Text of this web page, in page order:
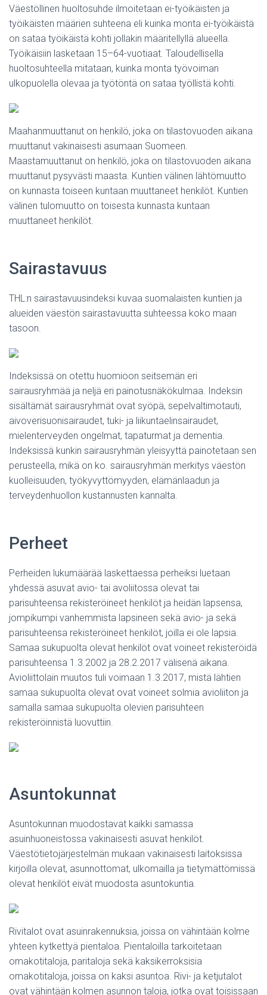
Väestöllinen huoltosuhde ilmoitetaan ei-työikäisten ja
työikäisten määrien suhteena eli kuinka monta ei-työikäistä
on sataa työikäistä kohti jollakin määritellyllä alueella.
Työikäisiin lasketaan 15–64-vuotiaat. Taloudellisella
huoltosuhteella mitataan, kuinka monta työvoiman
ulkopuolella olevaa ja työtöntä on sataa työllistä kohti.
Maahanmuuttanut on henkilö, joka on tilastovuoden aikana
muuttanut vakinaisesti asumaan Suomeen.
Maastamuuttanut on henkilö, joka on tilastovuoden aikana
muuttanut pysyvästi maasta. Kuntien välinen lähtömuutto
on kunnasta toiseen kuntaan muuttaneet henkilöt. Kuntien
välinen tulomuutto on toisesta kunnasta kuntaan
muuttaneet henkilöt.
Sairastavuus
THL:n sairastavuusindeksi kuvaa suomalaisten kuntien ja
alueiden väestön sairastavuutta suhteessa koko maan
tasoon.
Indeksissä on otettu huomioon seitsemän eri
sairausryhmää ja neljä eri painotusnäkökulmaa. Indeksin
sisältämät sairausryhmät ovat syöpä, sepelvaltimotauti,
aivoverisuonisairaudet, tuki- ja liikuntaelinsairaudet,
mielenterveyden ongelmat, tapaturmat ja dementia.
Indeksissä kunkin sairausryhmän yleisyyttä painotetaan sen
perusteella, mikä on ko. sairausryhmän merkitys väestön
kuolleisuuden, työkyvyttömyyden, elämänlaadun ja
terveydenhuollon kustannusten kannalta.
Perheet
Perheiden lukumäärää laskettaessa perheiksi luetaan
yhdessä asuvat avio- tai avoliitossa olevat tai
parisuhteensa rekisteröineet henkilöt ja heidän lapsensa,
jompikumpi vanhemmista lapsineen sekä avio- ja sekä
parisuhteensa rekisteröineet henkilöt, joilla ei ole lapsia.
Samaa sukupuolta olevat henkilöt ovat voineet rekisteröidä
parisuhteensa 1.3.2002 ja 28.2.2017 välisenä aikana.
Avioliittolain muutos tuli voimaan 1.3.2017, mistä lähtien
samaa sukupuolta olevat ovat voineet solmia avioliiton ja
samalla samaa sukupuolta olevien parisuhteen
rekisteröinnistä luovuttiin.
Asuntokunnat
Asuntokunnan muodostavat kaikki samassa
asuinhuoneistossa vakinaisesti asuvat henkilöt.
Väestötietojärjestelmän mukaan vakinaisesti laitoksissa
kirjoilla olevat, asunnottomat, ulkomailla ja tietymättömissä
olevat henkilöt eivät muodosta asuntokuntia.
Rivitalot ovat asuinrakennuksia, joissa on vähintään kolme
yhteen kytkettyä pientaloa. Pientaloilla tarkoitetaan
omakotitaloja, paritaloja sekä kaksikerroksisia
omakotitaloja, joissa on kaksi asuntoa. Rivi- ja ketjutalot
ovat vähintään kolmen asunnon taloja, jotka ovat toisissaan